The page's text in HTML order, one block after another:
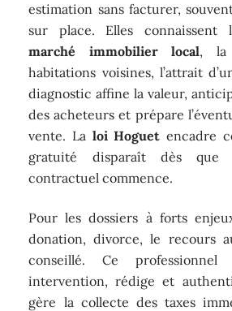
estimation sans facturer,
sur place. Elles
marché immobilier local, la
habitations voisines, l’attrait
diagnostic affine la valeur,
des acheteurs et prépare
vente. La loi Hoguet encadre
gratuité disparaît dès que
contractuel commence.
Pour les dossiers à forts
donation, divorce, le recours
conseillé. Ce
intervention, rédige et
gère la collecte des taxes